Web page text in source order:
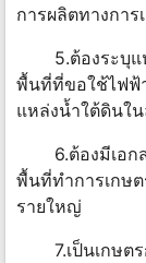
การผลิตทางกา
5.ต้องระบุแห
พื้นที่ที่ขอใช้ไฟฟ้
แหล่งน้ำใต้ดินใ
6.ต้องมีเอกส
พื้นที่ทำการเกษ
รายใหญ่
7.เป็นเกษตร